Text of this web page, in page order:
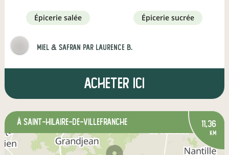
épicerie salée épicerie sucrée
Miel & Safran par Laurence B.
Acheter ici
à Saint-Hilaire-de-Villefranche 11,36
km